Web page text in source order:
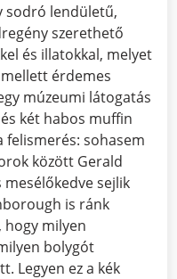
sodró lendületű,
szerethető
és illatokkal, melyet
érdemes
múzeumi látogatás
két habos muffin
sohasem
között Gerald
sejlik
is ránk
hogy milyen
bolygót
Legyen ez a kék